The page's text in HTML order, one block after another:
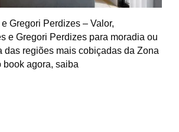
Gregori Perdizes – Valor,
e Gregori Perdizes para moradia ou
das regiões mais cobiçadas da Zona
book agora, saiba